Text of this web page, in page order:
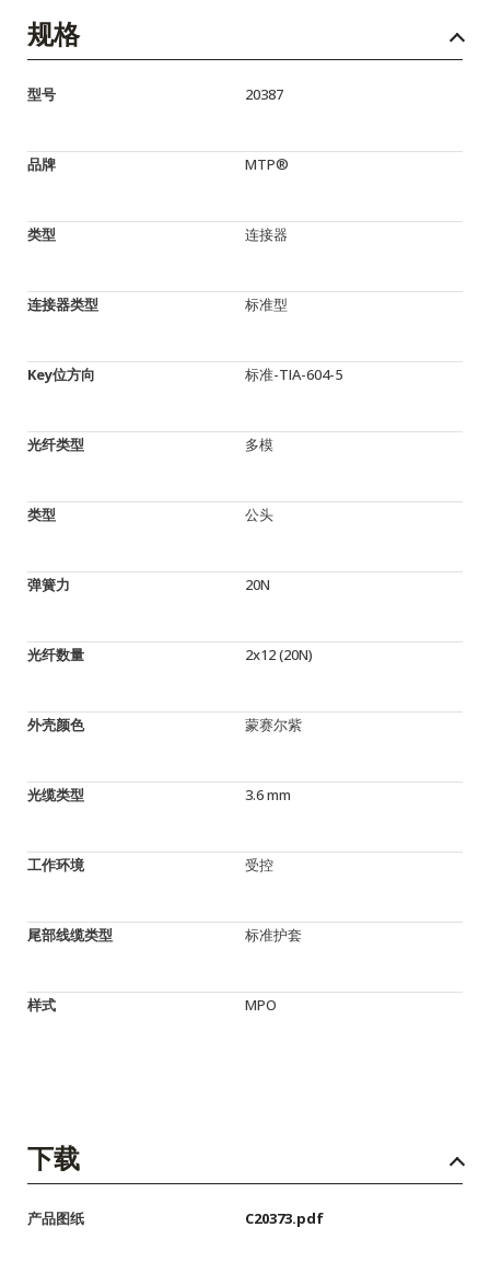
规格
型号 20387
品牌 MTP®
类型 连接器
连接器类型 标准型
Key位方向 标准-TIA-604-5
光纤类型 多模
类型 公头
弹簧力 20N
光纤数量 2x12 (20N)
外壳颜色 蒙赛尔紫
光缆类型 3.6 mm
工作环境 受控
尾部线缆类型 标准护套
样式 MPO
下载
产品图纸 C20373.pdf